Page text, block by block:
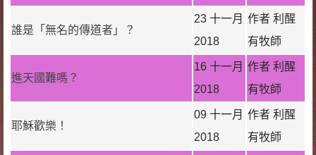
誰是「無名的傳道者」？
23 十一月
2018
作者 利醒
有牧師
進天國難嗎？
16 十一月
2018
作者 利醒
有牧師
耶穌歡樂！
09 十一月
2018
作者 利醒
有牧師